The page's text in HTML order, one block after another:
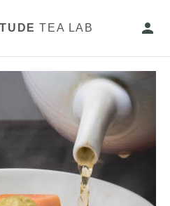
TEA LAB